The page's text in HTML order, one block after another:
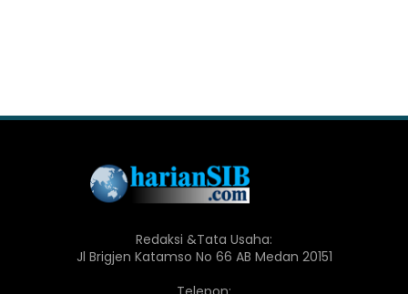
Redaksi &Tata Usaha:
Jl Brigjen Katamso No 66 AB Medan 20151